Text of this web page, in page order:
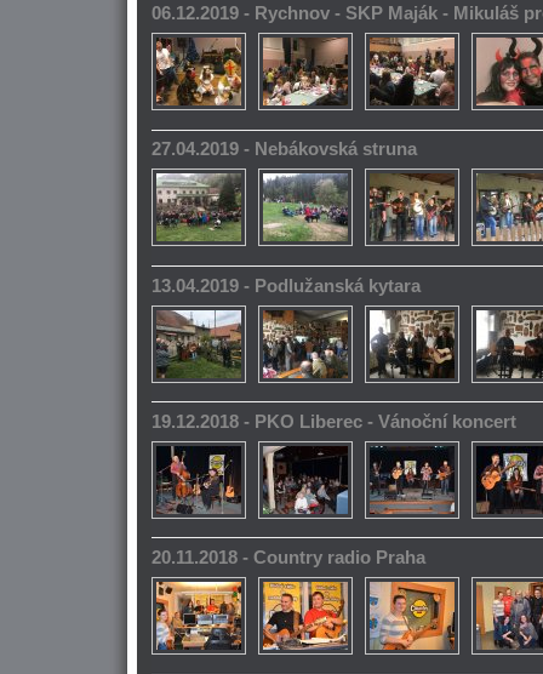
06.12.2019 - Rychnov - SKP Maják - Mikuláš
27.04.2019 - Nebákovská struna
13.04.2019 - Podlužanská kytara
19.12.2018 - PKO Liberec - Vánoční koncert
20.11.2018 - Country radio Praha